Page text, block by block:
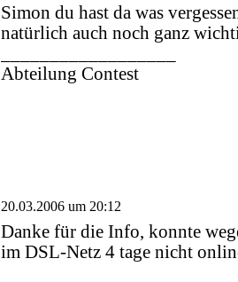
Simon du hast da was
natürlich auch noch ganz
Abteilung Contest
20.03.2006 um 20:12
Danke für die Info, konnte
im DSL-Netz 4 tage nicht